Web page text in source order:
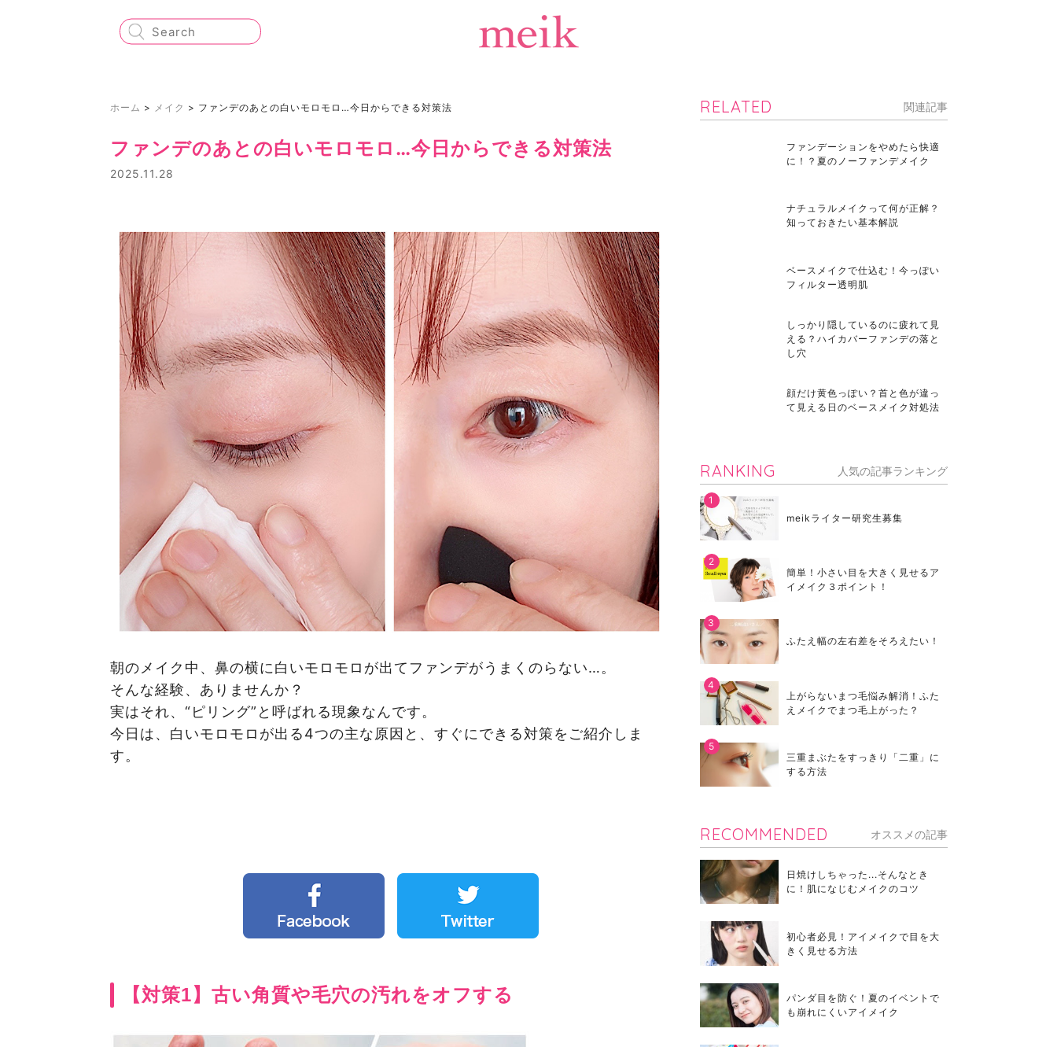
ホーム > メイク > ファンデのあとの白いモロモロ…今日からできる対策法
ファンデのあとの白いモロモロ…今日からできる対策法
2025.11.28
朝のメイク中、鼻の横に白いモロモロが出てファンデがうまくのらない…。
そんな経験、ありませんか？
実はそれ、“ピリング”と呼ばれる現象なんです。
今日は、白いモロモロが出る4つの主な原因と、すぐにできる対策をご紹介しま
す。
【対策1】古い角質や毛穴の汚れをオフする
RELATED 関連記事
ファンデーションをやめたら快適
に！？夏のノーファンデメイク
ナチュラルメイクって何が正解？
知っておきたい基本解説
ベースメイクで仕込む！今っぽい
フィルター透明肌
しっかり隠しているのに疲れて見
える？ハイカバーファンデの落と
し穴
顔だけ黄色っぽい？首と色が違っ
て見える日のベースメイク対処法
RANKING 人気の記事ランキング
meikライター研究生募集
簡単！小さい目を大きく見せるア
イメイク３ポイント！
ふたえ幅の左右差をそろえたい！
上がらないまつ毛悩み解消！ふた
えメイクでまつ毛上がった？
三重まぶたをすっきり「二重」に
する方法
RECOMMENDED オススメの記事
日焼けしちゃった...そんなとき
に！肌になじむメイクのコツ
初心者必見！アイメイクで目を大
きく見せる方法
パンダ目を防ぐ！夏のイベントで
も崩れにくいアイメイク